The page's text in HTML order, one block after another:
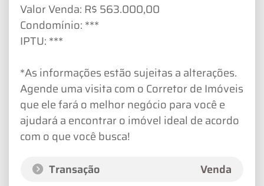
Valor Venda: R$ 563.000,00
Condomínio: ***
IPTU: ***
*As informações estão sujeitas a alterações.
Agende uma visita com o Corretor de Imóveis
que ele fará o melhor negócio para você e
ajudará a encontrar o imóvel ideal de acordo
com o que você busca!
Transação
Venda